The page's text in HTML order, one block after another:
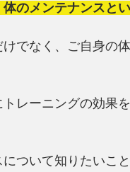
のメンテナンスと
でなく、ご自身の
レーニングの効果
ついて知りたいこ